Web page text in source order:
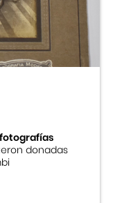
donadas